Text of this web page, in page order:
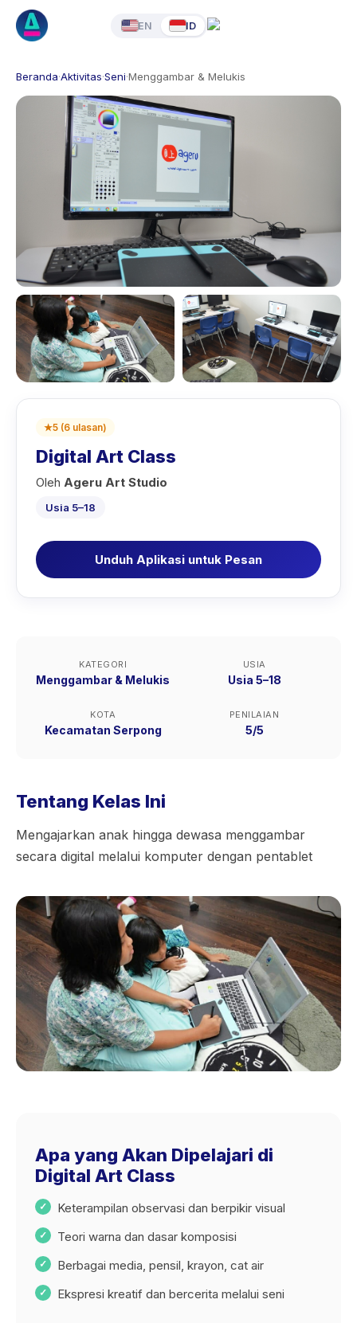
EN ID
Beranda·Aktivitas·Seni·Menggambar & Melukis
★5 (6 ulasan)
Digital Art Class
Oleh Ageru Art Studio
Usia 5–18
Unduh Aplikasi untuk Pesan
KATEGORI
Menggambar & Melukis
USIA
Usia 5–18
KOTA
Kecamatan Serpong
PENILAIAN
5/5
Tentang Kelas Ini
Mengajarkan anak hingga dewasa menggambar
secara digital melalui komputer dengan pentablet
Apa yang Akan Dipelajari di
Digital Art Class
Keterampilan observasi dan berpikir visual
Teori warna dan dasar komposisi
Berbagai media, pensil, krayon, cat air
Ekspresi kreatif dan bercerita melalui seni